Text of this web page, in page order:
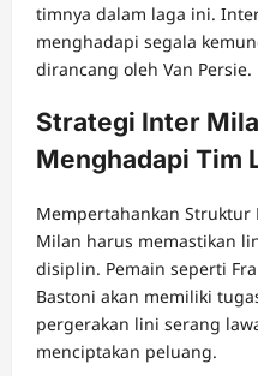
timnya dalam laga ini.
menghadapi segala
dirancang oleh Van Persie.
Strategi Inter
Menghadapi Tim
Mempertahankan Struktur
Milan harus memastikan
disiplin. Pemain seperti
Bastoni akan memiliki
pergerakan lini serang
menciptakan peluang.